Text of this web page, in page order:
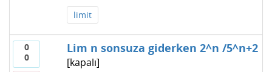
limit
0
0
Lim n sonsuza giderken 2^n /5^n+2
[kapalı]